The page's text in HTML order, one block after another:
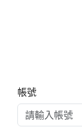
帳號